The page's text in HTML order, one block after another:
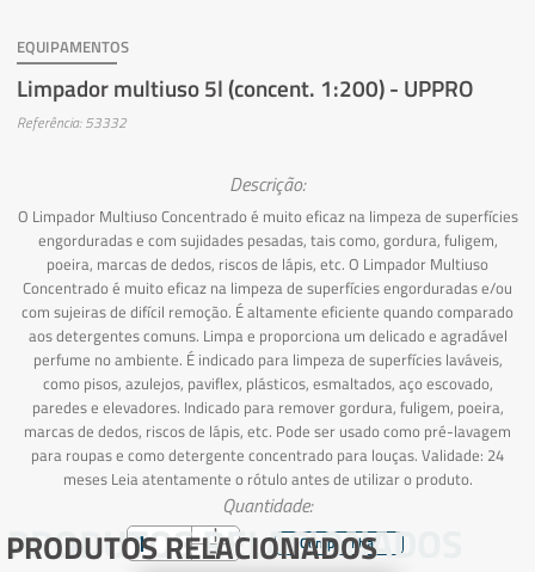
EQUIPAMENTOS
Limpador multiuso 5l (concent. 1:200) - UPPRO
Referência: 53332
Descrição:
O Limpador Multiuso Concentrado é muito eficaz na limpeza de superfícies
engorduradas e com sujidades pesadas, tais como, gordura, fuligem,
poeira, marcas de dedos, riscos de lápis, etc. O Limpador Multiuso
Concentrado é muito eficaz na limpeza de superfícies engorduradas e/ou
com sujeiras de difícil remoção. É altamente eficiente quando comparado
aos detergentes comuns. Limpa e proporciona um delicado e agradável
perfume no ambiente. É indicado para limpeza de superfícies laváveis,
como pisos, azulejos, paviflex, plásticos, esmaltados, aço escovado,
paredes e elevadores. Indicado para remover gordura, fuligem, poeira,
marcas de dedos, riscos de lápis, etc. Pode ser usado como pré-lavagem
para roupas e como detergente concentrado para louças. Validade: 24
meses Leia atentamente o rótulo antes de utilizar o produto.
Quantidade:
PRODUTOS RELACIONADOS
PRODUTOS RELACIONADOS